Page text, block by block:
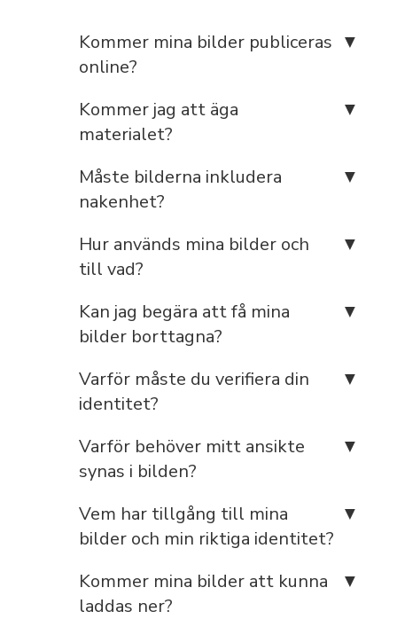
Kommer mina bilder publiceras
online?
Kommer jag att äga
materialet?
Måste bilderna inkludera
nakenhet?
Hur används mina bilder och
till vad?
Kan jag begära att få mina
bilder borttagna?
Varför måste du verifiera din
identitet?
Varför behöver mitt ansikte
synas i bilden?
Vem har tillgång till mina
bilder och min riktiga identitet?
Kommer mina bilder att kunna
laddas ner?